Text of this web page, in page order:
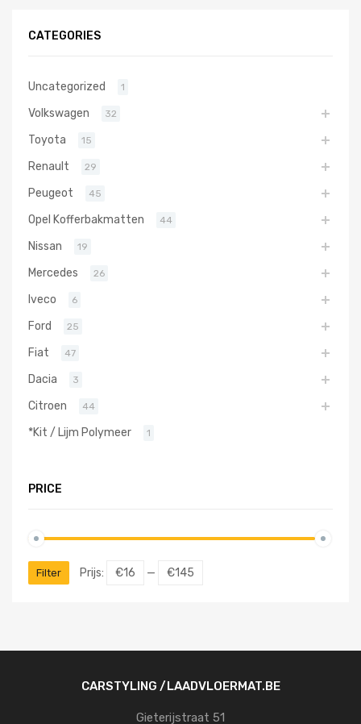
CATEGORIES
Uncategorized 1
Volkswagen 32
Toyota 15
Renault 29
Peugeot 45
Opel Kofferbakmatten 44
Nissan 19
Mercedes 26
Iveco 6
Ford 25
Fiat 47
Dacia 3
Citroen 44
*Kit / Lijm Polymeer 1
PRICE
Filter Prijs: €16 — €145
CARSTYLING /LAADVLOERMAT.BE
Gieterijstraat 51